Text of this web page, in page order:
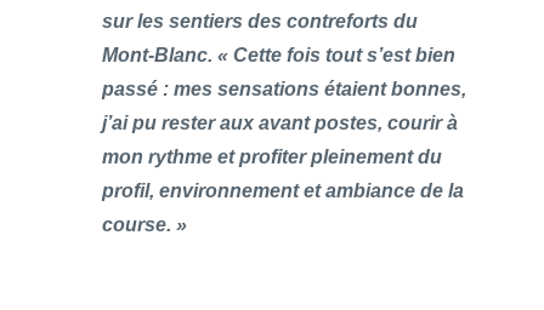
sur les sentiers des contreforts du
Mont-Blanc. « Cette fois tout s’est bien
passé : mes sensations étaient bonnes,
j’ai pu rester aux avant postes, courir à
mon rythme et profiter pleinement du
profil, environnement et ambiance de la
course. »